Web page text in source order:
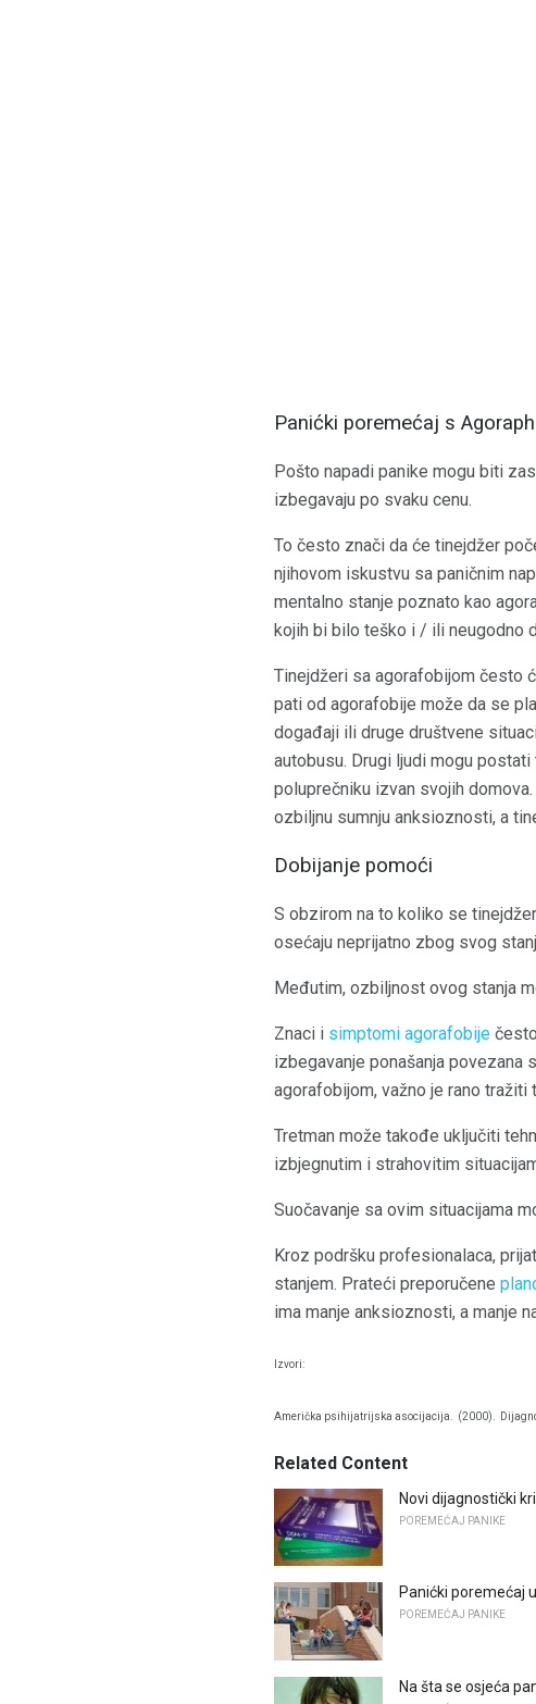
Panićki poremećaj s
Pošto napadi panike mogu biti
izbegavaju po svaku cenu.
To često znači da će tinejdžer
njihovom iskustvu sa paničnim
mentalno stanje poznato kao
kojih bi bilo teško i / ili neugodno
Tinejdžeri sa agorafobijom često
pati od agorafobije može da se
događaji ili druge društvene
autobusu. Drugi ljudi mogu
poluprečniku izvan svojih
ozbiljnu sumnju anksioznosti, a
Dobijanje pomoći
S obzirom na to koliko se
osećaju neprijatno zbog svog
Međutim, ozbiljnost ovog stanja
Znaci i simptomi agorafobije
izbegavanje ponašanja povezana
agorafobijom, važno je rano tražiti
Tretman može takođe uključiti
izbjegnutim i strahovitim
Suočavanje sa ovim situacijama
Kroz podršku profesionalaca,
stanjem. Prateći preporučene
ima manje anksioznosti, a manje
Izvori:
Američka psihijatrijska asocijacija. (2000).
Related Content
Novi dijagnostički
POREMEĆAJ PANIKE
Panićki poremećaj
POREMEĆAJ PANIKE
Na šta se osjeća